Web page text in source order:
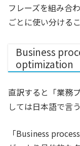
フレーズを組み合
ごとに使い分ける
Business
optimization
直訳すると「業務
しては日本語で言
「Business